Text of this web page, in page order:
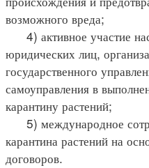
возможного вреда;
4) активное участие
юридических лиц,
государственного
самоуправления в
карантину растений;
5) международное
карантина растений на
договоров.